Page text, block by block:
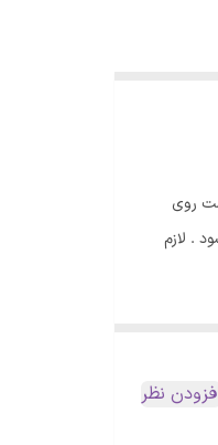
روی
. لازم
نظر